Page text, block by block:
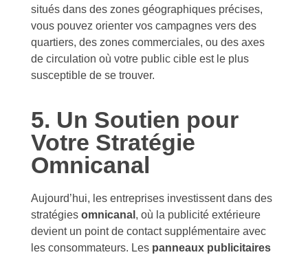
situés dans des zones géographiques précises,
vous pouvez orienter vos campagnes vers des
quartiers, des zones commerciales, ou des axes
de circulation où votre public cible est le plus
susceptible de se trouver.
5. Un Soutien pour
Votre Stratégie
Omnicanal
Aujourd’hui, les entreprises investissent dans des
stratégies omnicanal , où la publicité extérieure
devient un point de contact supplémentaire avec
les consommateurs. Les panneaux publicitaires